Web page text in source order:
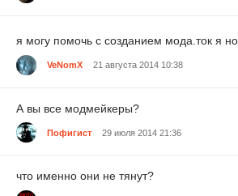
я могу помочь с созданием мода.ток я
VeNomX 21 августа 2014 10:38
А вы все модмейкеры?
Пофигист 29 июля 2014 21:36
что именно они не тянут?